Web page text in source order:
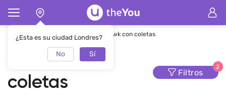
¿Esta es su ciudad Londres?
No Sí
Página de inicio Peinados Mohawk con coletas
Mohawk con
coletas
Filtros
2